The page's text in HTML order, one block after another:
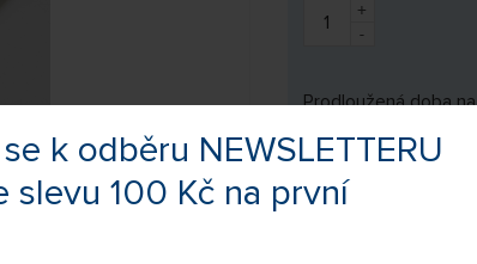
k odběru NEWSLETTERU
slevu 100 Kč na první
+
-
Prodloužená doba
Výrobce: